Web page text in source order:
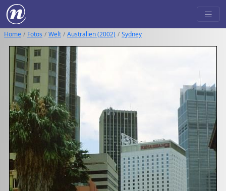
Home Fotos Welt Australien (2002) Sydney